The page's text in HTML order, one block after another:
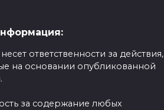
ответственности за действия,
на основании опубликованной
за содержание любых